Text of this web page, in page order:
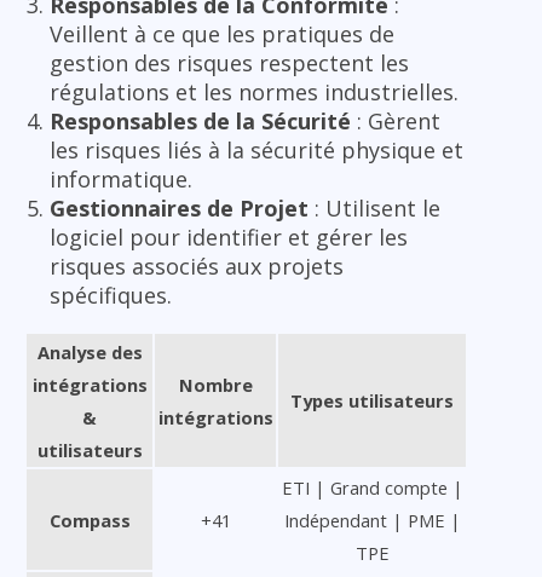
Veillent à ce que les pratiques de
gestion des risques respectent les
régulations et les normes industrielles.
Responsables de la Sécurité : Gèrent
les risques liés à la sécurité physique et
informatique.
Gestionnaires de Projet : Utilisent le
logiciel pour identifier et gérer les
risques associés aux projets
spécifiques.
Analyse des
intégrations
&
utilisateurs
Nombre
intégrations
Types utilisateurs
Compass +41
ETI | Grand compte |
Indépendant | PME |
TPE